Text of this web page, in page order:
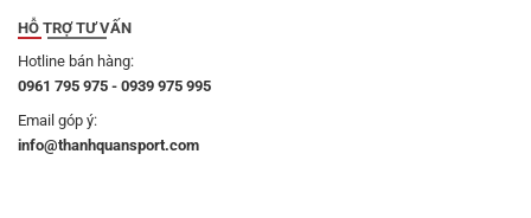
HỖ TRỢ TƯ VẤN
Hotline bán hàng:
0961 795 975 - 0939 975 995
Email góp ý:
info@thanhquansport.com